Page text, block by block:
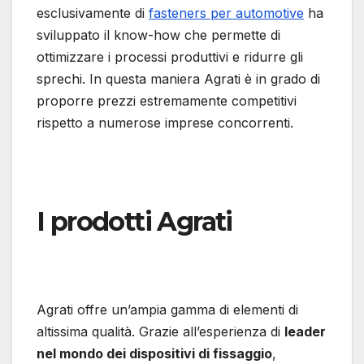
esclusivamente di fasteners per automotive ha
sviluppato il know-how che permette di
ottimizzare i processi produttivi e ridurre gli
sprechi. In questa maniera Agrati è in grado di
proporre prezzi estremamente competitivi
rispetto a numerose imprese concorrenti.
I prodotti Agrati
Agrati offre un’ampia gamma di elementi di
altissima qualità. Grazie all’esperienza di leader
nel mondo dei dispositivi di fissaggio,